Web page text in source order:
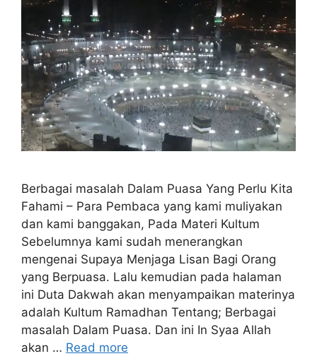
Berbagai masalah Dalam Puasa Yang Perlu Kita
Fahami – Para Pembaca yang kami muliyakan
dan kami banggakan, Pada Materi Kultum
Sebelumnya kami sudah menerangkan
mengenai Supaya Menjaga Lisan Bagi Orang
yang Berpuasa. Lalu kemudian pada halaman
ini Duta Dakwah akan menyampaikan materinya
adalah Kultum Ramadhan Tentang; Berbagai
masalah Dalam Puasa. Dan ini In Syaa Allah
akan … Read more